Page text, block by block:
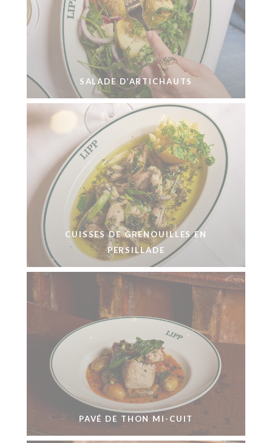
SALADE D’ARTICHAUTS
CUISSES DE GRENOUILLES EN
PERSILLADE
PAVÉ DE THON MI-CUIT